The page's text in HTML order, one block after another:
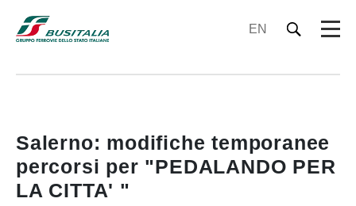
EN
Salerno: modifiche temporanee
percorsi per "PEDALANDO PER
LA CITTA' "